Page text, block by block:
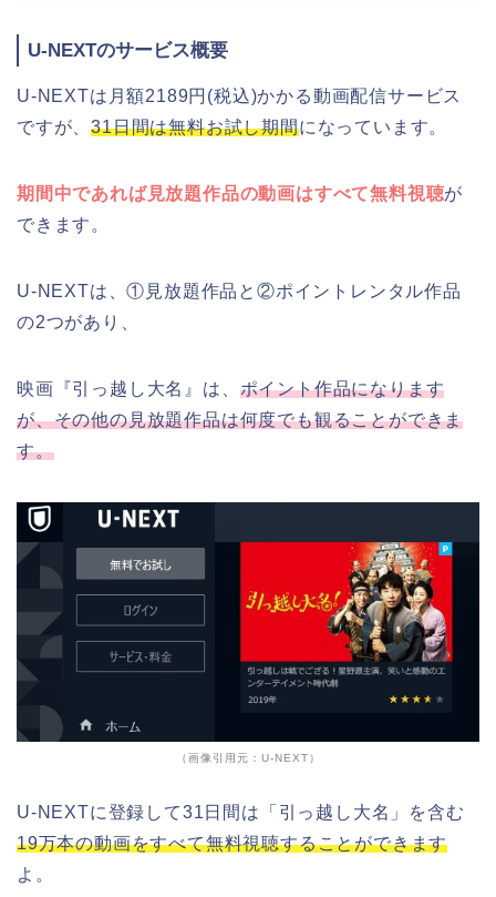
U-NEXTのサービス概要
U-NEXTは月額2189円(税込)かかる動画配信サービス
ですが、31日間は無料お試し期間になっています。
期間中であれば見放題作品の動画はすべて無料視聴が
できます。
U-NEXTは、①見放題作品と②ポイントレンタル作品
の2つがあり、
映画『引っ越し大名』は、 ポイント作品になります
が、その他の見放題作品は何度でも観ることができま
す。
（画像引用元：U-NEXT）
U-NEXTに登録して31日間は「引っ越し大名」を含む
19万本の動画をすべて無料視聴することができます
よ。